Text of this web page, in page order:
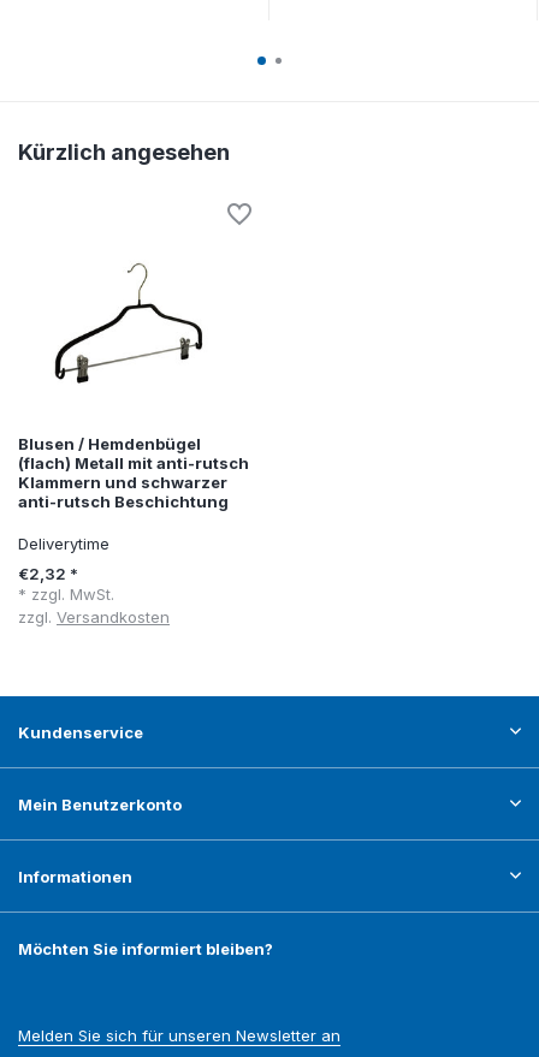
Kürzlich angesehen
Blusen / Hemdenbügel
(flach) Metall mit anti-rutsch
Klammern und schwarzer
anti-rutsch Beschichtung
Deliverytime
€2,32 *
* zzgl. MwSt.
zzgl. Versandkosten
Kundenservice
Mein Benutzerkonto
Informationen
Möchten Sie informiert bleiben?
Melden Sie sich für unseren Newsletter an